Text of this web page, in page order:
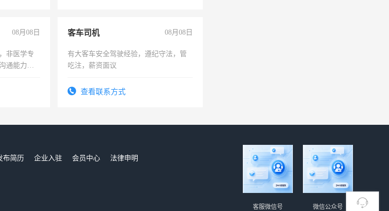
08月08日
非医学专
通能力
客车司机 08月08日
有大客车安全驾驶经验，遵纪守法，管
吃注，薪资面议
查看联系方式
布简历 企业入驻 会员中心
法律申明
微信公众号
客服微信号